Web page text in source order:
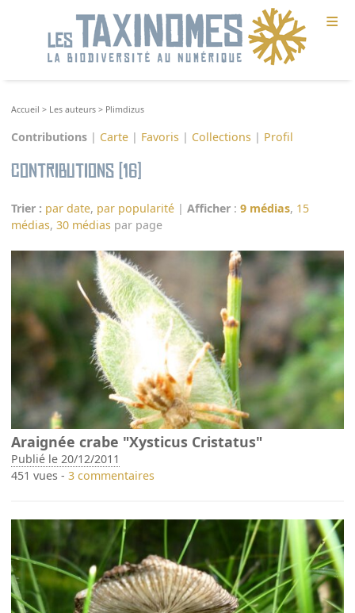
≡
Accueil > Les auteurs > Plimdizus
Contributions | Carte | Favoris | Collections | Profil
Contributions (16)
Trier : par date, par popularité |Afficher :9 médias, 15
médias,30 médias par page
Araignée crabe "Xysticus Cristatus"
Publié le 20/12/2011
451 vues -3 commentaires